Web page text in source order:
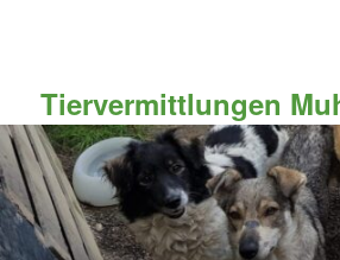
Tiervermittlungen